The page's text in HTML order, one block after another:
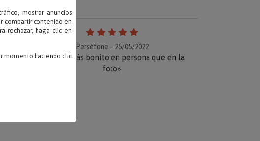
Perséfone – 25/05/2022
«Mucho más bonito en persona que en la
foto»
mostrar anuncios
compartir contenido en
rechazar, haga clic en
momento haciendo clic